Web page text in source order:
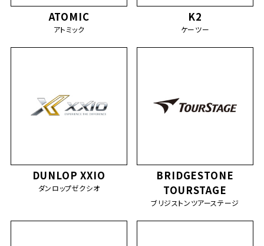
ATOMIC
アトミック
K2
ケーツー
DUNLOP XXIO
ダンロップゼクシオ
BRIDGESTONE
TOURSTAGE
ブリジストンツアーステージ